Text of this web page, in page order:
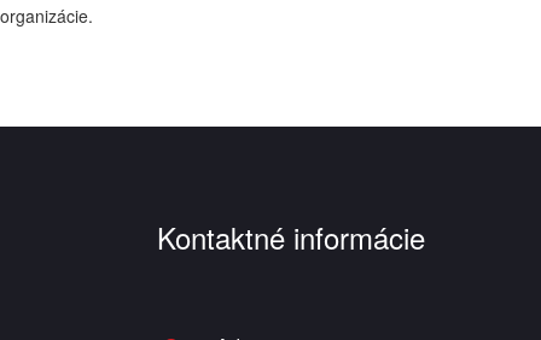
organizácie.
Kontaktné informácie